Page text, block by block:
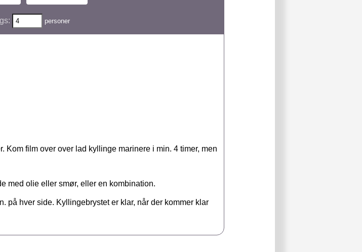
personer
film over over lad kyllinge marinere i min. 4 timer, men
med olie eller smør, eller en kombination.
på hver side. Kyllingebrystet er klar, når der kommer klar